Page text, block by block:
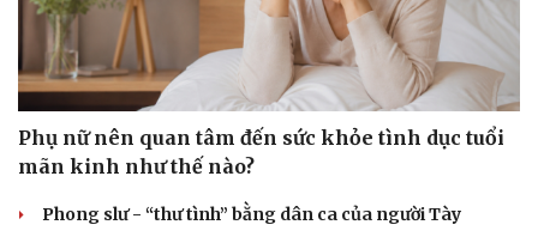
Phụ nữ nên quan tâm đến sức khỏe tình dục tuổi
mãn kinh như thế nào?
Phong slư - “thư tình” bằng dân ca của người Tày